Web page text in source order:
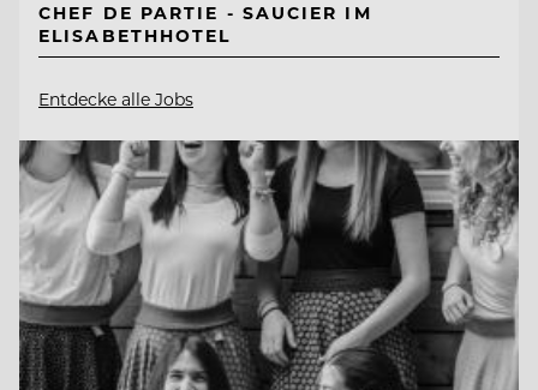
CHEF DE PARTIE - SAUCIER IM
ELISABETHHOTEL
Entdecke alle Jobs